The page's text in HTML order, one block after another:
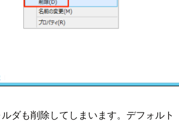
ダも削除してしまいます。デフォルト